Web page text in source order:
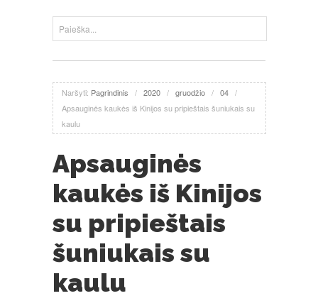
Naršyti: Pagrindinis / 2020 / gruodžio / 04 /
Apsauginės kaukės iš Kinijos su pripieštais šuniukais su
kaulu
Apsauginės
kaukės iš Kinijos
su pripieštais
šuniukais su
kaulu